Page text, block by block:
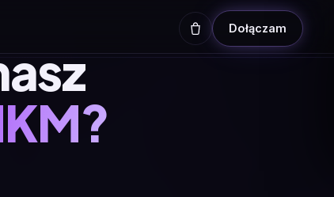
Dołączam